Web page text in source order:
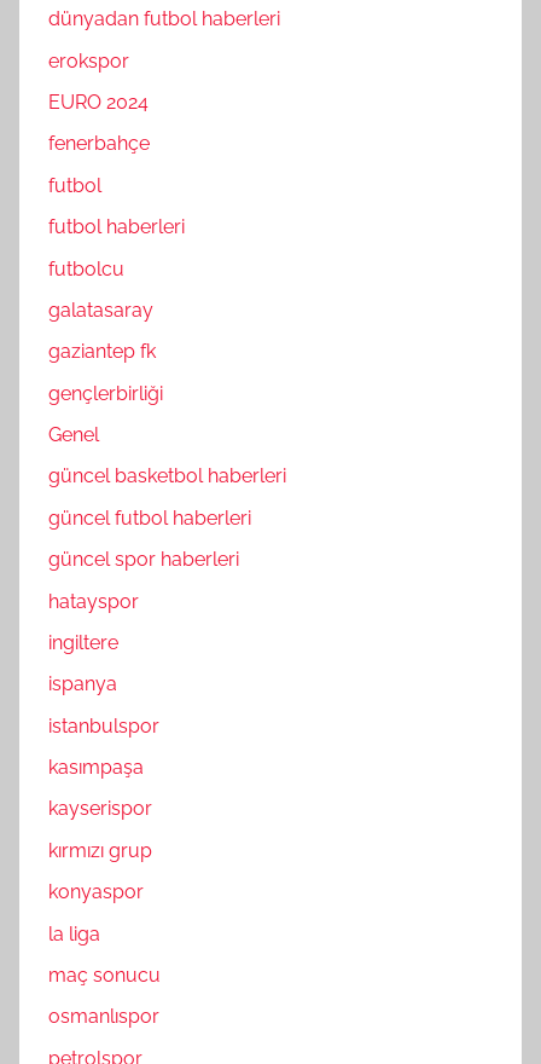
dünyadan futbol haberleri
erokspor
EURO 2024
fenerbahçe
futbol
futbol haberleri
futbolcu
galatasaray
gaziantep fk
gençlerbirliği
Genel
güncel basketbol haberleri
güncel futbol haberleri
güncel spor haberleri
hatayspor
ingiltere
ispanya
istanbulspor
kasımpaşa
kayserispor
kırmızı grup
konyaspor
la liga
maç sonucu
osmanlıspor
petrolspor